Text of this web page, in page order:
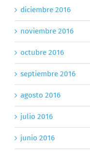
diciembre 2016
noviembre 2016
octubre 2016
septiembre 2016
agosto 2016
julio 2016
junio 2016